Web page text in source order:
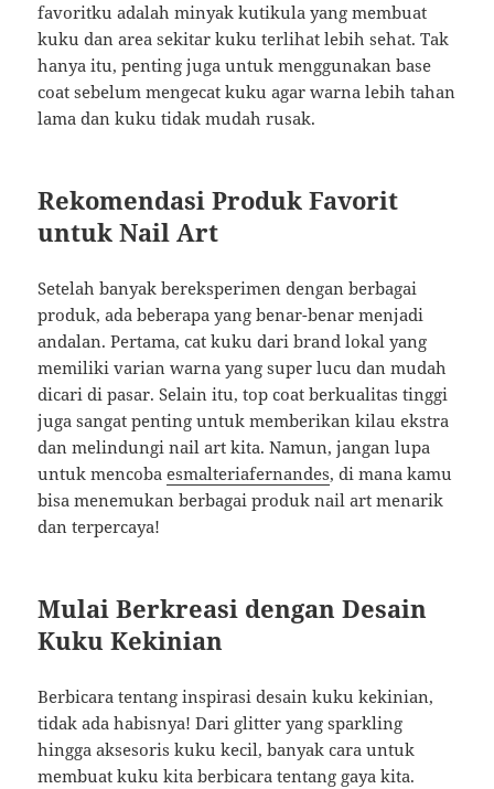
favoritku adalah minyak kutikula yang membuat
kuku dan area sekitar kuku terlihat lebih sehat. Tak
hanya itu, penting juga untuk menggunakan base
coat sebelum mengecat kuku agar warna lebih tahan
lama dan kuku tidak mudah rusak.
Rekomendasi Produk Favorit
untuk Nail Art
Setelah banyak bereksperimen dengan berbagai
produk, ada beberapa yang benar-benar menjadi
andalan. Pertama, cat kuku dari brand lokal yang
memiliki varian warna yang super lucu dan mudah
dicari di pasar. Selain itu, top coat berkualitas tinggi
juga sangat penting untuk memberikan kilau ekstra
dan melindungi nail art kita. Namun, jangan lupa
untuk mencobaesmalteriafernandes, di mana kamu
bisa menemukan berbagai produk nail art menarik
dan terpercaya!
Mulai Berkreasi dengan Desain
Kuku Kekinian
Berbicara tentang inspirasi desain kuku kekinian,
tidak ada habisnya! Dari glitter yang sparkling
hingga aksesoris kuku kecil, banyak cara untuk
membuat kuku kita berbicara tentang gaya kita.